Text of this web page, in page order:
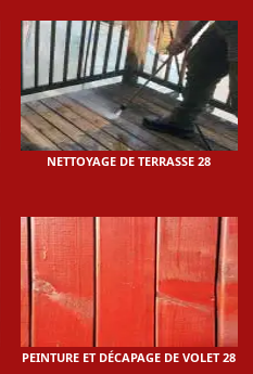
NETTOYAGE DE TERRASSE 28
PEINTURE ET DÉCAPAGE DE VOLET 28